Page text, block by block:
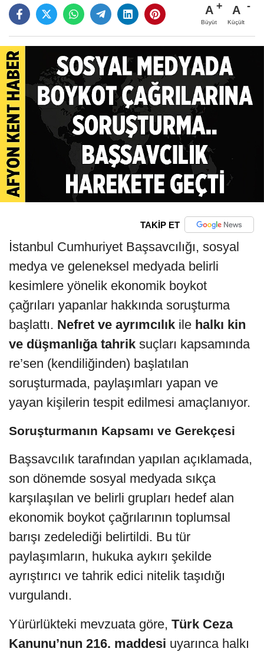
A
Büyüt
A
Küçült
TAKİP ET
İstanbul Cumhuriyet Başsavcılığı, sosyal
medya ve geleneksel medyada belirli
kesimlere yönelik ekonomik boykot
çağrıları yapanlar hakkında soruşturma
başlattı. Nefret ve ayrımcılık ile halkı kin
ve düşmanlığa tahrik suçları kapsamında
re’sen (kendiliğinden) başlatılan
soruşturmada, paylaşımları yapan ve
yayan kişilerin tespit edilmesi amaçlanıyor.
Soruşturmanın Kapsamı ve Gerekçesi
Başsavcılık tarafından yapılan açıklamada,
son dönemde sosyal medyada sıkça
karşılaşılan ve belirli grupları hedef alan
ekonomik boykot çağrılarının toplumsal
barışı zedelediği belirtildi. Bu tür
paylaşımların, hukuka aykırı şekilde
ayrıştırıcı ve tahrik edici nitelik taşıdığı
vurgulandı.
Yürürlükteki mevzuata göre, Türk Ceza
Kanunu’nun 216. maddesi uyarınca halkı